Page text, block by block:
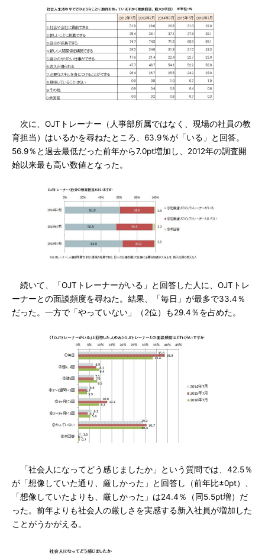
次に、OJTトレーナー（人事部所属ではなく、現場の社員の教
育担当）はいるかを尋ねたところ、63.9％が「いる」と回答。
56.9％と過去最低だった前年から7.0pt増加し、2012年の調査開
始以来最も高い数値となった。
続いて、「OJTトレーナーがいる」と回答した人に、OJTトレ
ーナーとの面談頻度を尋ねた。結果、「毎日」が最多で33.4％
だった。一方で「やっていない」（2位）も29.4％を占めた。
「社会人になってどう感じましたか」という質問では、42.5％
が「想像していた通り、厳しかった」と回答し（前年比±0pt）、
「想像していたよりも、厳しかった」は24.4％（同5.5pt増）だ
った。前年よりも社会人の厳しさを実感する新入社員が増加した
ことがうかがえる。